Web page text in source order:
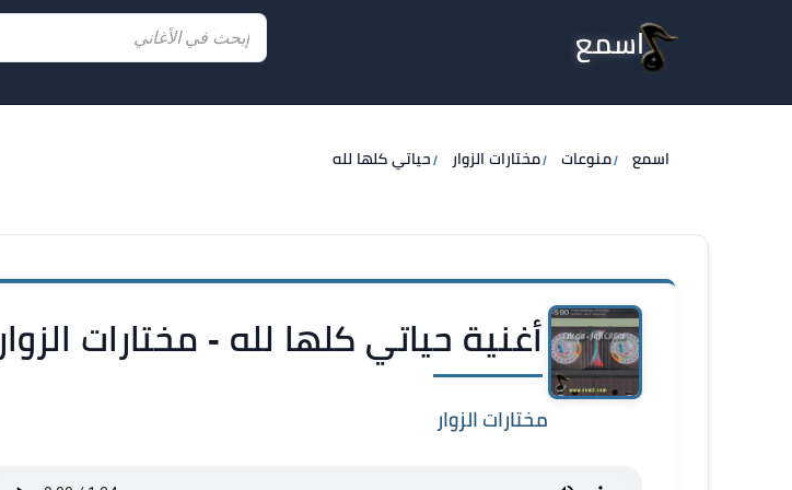
اسمع
اسمع منوعات مختارات الزوار حياتي كلها لله
أغنية حياتي كلها لله - مختارات الزوار
مختارات الزوار